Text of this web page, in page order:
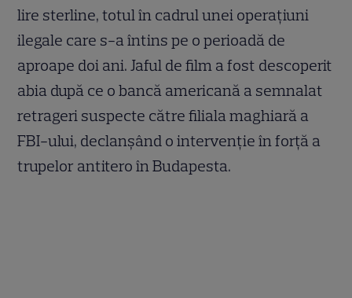
lire sterline, totul în cadrul unei operațiuni
ilegale care s-a întins pe o perioadă de
aproape doi ani. Jaful de film a fost descoperit
abia după ce o bancă americană a semnalat
retrageri suspecte către filiala maghiară a
FBI-ului, declanșând o intervenție în forță a
trupelor antitero în Budapesta.